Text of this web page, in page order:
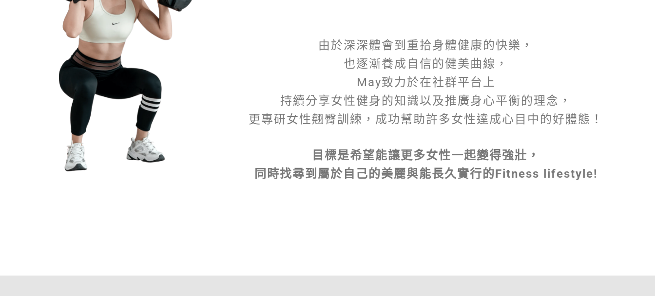
由於深深體會到重拾身體健康的快樂，
也逐漸養成自信的健美曲線，
May致力於在社群平台上
持續分享女性健身的知識以及推廣身心平衡的理念，
更專研女性翹臀訓練，成功幫助許多女性達成心目中的好體態！
目標是希望能讓更多女性一起變得強壯，
同時找尋到屬於自己的美麗與能長久實行的Fitness lifestyle!